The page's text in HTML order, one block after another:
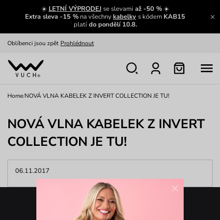
☀️ LETNÍ VÝPRODEJ se slevamiaž -50 %☀️
Extra sleva -15 % na všechnykabelky s kódem KAB15
platído pondělí 10.8.
Zajímavosti ze světa Vuch:
Zobrazit
Oblíbenci jsou zpět Prohlédnout
Nech se inspirovat
Home/NOVÁ VLNA KABELEK Z INVERT COLLECTION JE TU!
NOVÁ VLNA KABELEK Z INVERT
COLLECTION JE TU!
06.11.2017
×